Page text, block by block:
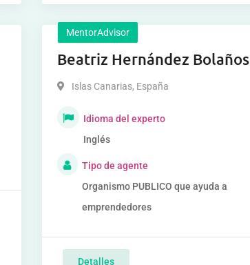
MentorAdvisor
Beatriz Hernández Bolaños
Islas Canarias, España
Idioma del experto
Inglés
Tipo de agente
Organismo PUBLICO que ayuda a
emprendedores
Detalles